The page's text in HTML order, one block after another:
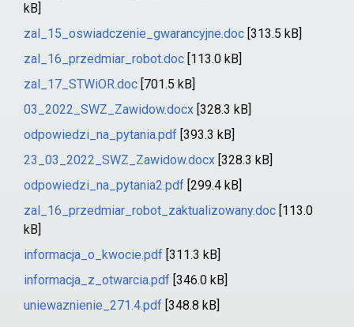
kB]
zal_15_oswiadczenie_gwarancyjne.doc [313.5 kB]
zal_16_przedmiar_robot.doc [113.0 kB]
zal_17_STWiOR.doc [701.5 kB]
03_2022_SWZ_Zawidow.docx [328.3 kB]
odpowiedzi_na_pytania.pdf [393.3 kB]
23_03_2022_SWZ_Zawidow.docx [328.3 kB]
odpowiedzi_na_pytania2.pdf [299.4 kB]
zal_16_przedmiar_robot_zaktualizowany.doc [113.0
kB]
informacja_o_kwocie.pdf [311.3 kB]
informacja_z_otwarcia.pdf [346.0 kB]
uniewaznienie_271.4.pdf [348.8 kB]